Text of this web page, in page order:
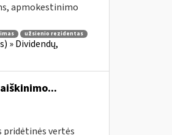
apmokestinimo
užsienio rezidentas
» Dividendų,
pridėtinės vertės